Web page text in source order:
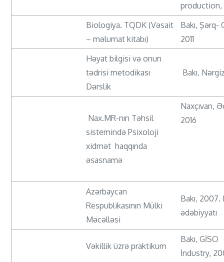
production,
Biologiya. TQDK (Vəsait
– məlumat kitabı)
Bakı, Şərq-
2011
Həyat bilgisi və onun
tədrisi metodikası
Dərslik
Bakı,
Nax.MR-nın Təhsil
sistemində Psixoloji
xidmət haqqında
əsasnamə
Naxçıvan,
2016
Azərbaycan
Respublikasının Mülki
Məcəlləsi
Bakı,
ədəbiyyatı
Vəkillik üzrə praktikum
Bakı, GİSO
İndustry,